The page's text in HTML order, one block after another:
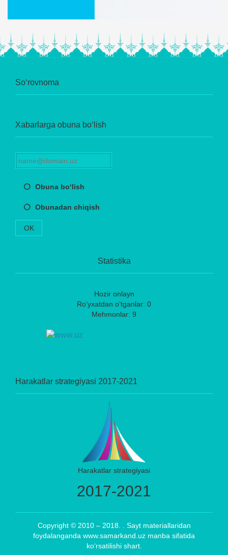
So‘rovnoma
Xabarlarga obuna bo‘lish
Obuna bo‘lish
Obunadan chiqish
OK
Statistika
Hozir onlayn
Ro‘yxatdan o‘tganlar: 0
Mehmonlar: 9
Harakatlar strategiyasi 2017-2021
Harakatlar strategiyasi
2017-2021
Copyright © 2010 – 2018. . Sayt materiallaridan
foydalanganda www.samarkand.uz manba sifatida
ko‘rsatilishi shart.